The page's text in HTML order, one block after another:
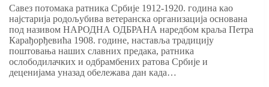
Савез потомака ратника Србије 1912-1920. година као
најстарија родољубива ветеранска организација основана
под називом НАРОДНА ОДБРАНА наредбом краља Петра
Карађорђевића 1908. године, наставља традицију
поштовања наших славних предака, ратника
ослободилачких и одбрамбених ратова Србије и
деценијама уназад обележава дан када…